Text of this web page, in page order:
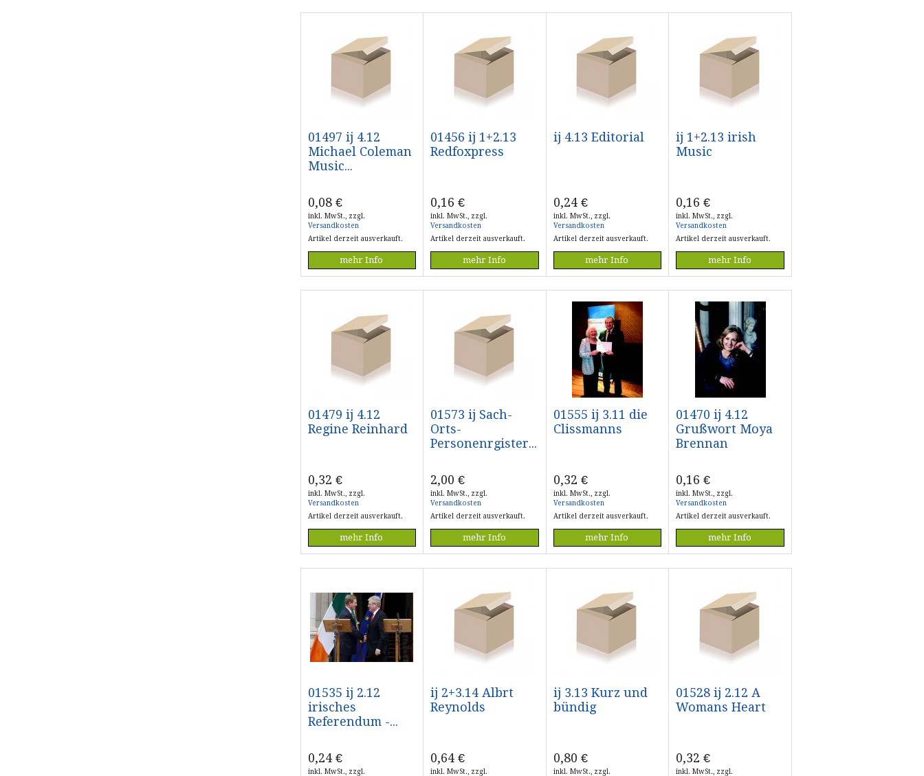
01497 ij 4.12
Michael Coleman
Music...
0,08 €
inkl. MwSt., zzgl.
Versandkosten
Artikel derzeit ausverkauft.
mehr Info
01456 ij 1+2.13
Redfoxpress
0,16 €
inkl. MwSt., zzgl.
Versandkosten
Artikel derzeit ausverkauft.
mehr Info
ij 4.13 Editorial
0,24 €
inkl. MwSt., zzgl.
Versandkosten
Artikel derzeit ausverkauft.
mehr Info
ij 1+2.13 irish
Music
0,16€
inkl. MwSt., zzgl.
Versandkosten
Artikel derzeit ausverkauft.
mehr Info
01479 ij 4.12
Regine Reinhard
0,32 €
inkl. MwSt., zzgl.
Versandkosten
Artikel derzeit ausverkauft.
mehr Info
01573 ij Sach-
Orts-
Personenrgister...
2,00 €
inkl. MwSt., zzgl.
Versandkosten
Artikel derzeit ausverkauft.
mehr Info
01555 ij 3.11 die
Clissmanns
0,32 €
inkl. MwSt., zzgl.
Versandkosten
Artikel derzeit ausverkauft.
mehr Info
01470 ij 4.12
Grußwort Moya
Brennan
0,16€
inkl. MwSt., zzgl.
Versandkosten
Artikel derzeit ausverkauft.
mehr Info
01535 ij 2.12
irisches
Referendum -...
0,24 €
inkl. MwSt., zzgl.
ij 2+3.14 Albrt
Reynolds
0,64 €
inkl. MwSt., zzgl.
ij 3.13 Kurz und
bündig
0,80 €
inkl. MwSt., zzgl.
01528 ij 2.12 A
Womans Heart
0,32€
inkl. MwSt., zzgl.